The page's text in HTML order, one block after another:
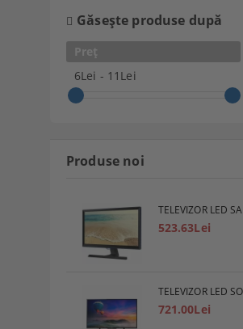
Găseşte produse după
Preț
6Lei - 11Lei
Produse noi
523.63Lei
721.00Lei